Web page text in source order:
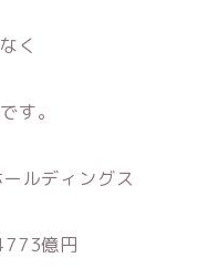
く
す。
ルディングス
億円